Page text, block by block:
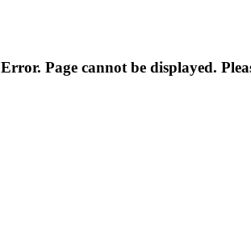
Error. Page cannot be displayed.